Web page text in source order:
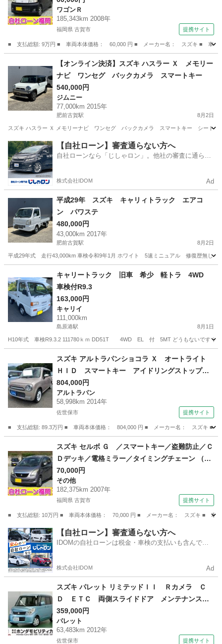
イミングチェーン （検9.6）
ワゴンＲ
185,343km 2008年
福岡県 古賀市 提携サイト
■ 支払総額: 9万円 ■ 車両本体価格： 60,000 円 ■ メーカー名： スズキ ■ 車種名
ワゴンＲ
【オンライン決済】スズキ ハスラー Ｘ メモリー
ナビ ワンセグ バックカメラ スマートキー
540,000円
ジムニー
77,000km 2015年
肥前古賀駅 8月2日
スズキ ハスラー Ｘ メモリーナビ ワンセグ バックカメラ スマートキー シート
長崎 長崎市 肥前古賀駅 ジムニー ハスラー
【自社ローン】審査通らない方へ
自社ローンなら「じしゃロン」。他社の審査に通らな
株式会社IDOM Ad
平成29年 スズキ キャリィトラック エアコ
ン パワステ
480,000円
43,000km 2017年
肥前古賀駅 8月2日
平成29年式 走行43,000km 車検令和9年1月 ホワイト 5速ミニュアル 修復歴無し ド
肥前古賀駅 スズキ
キャリートラック 旧車 希少 軽トラ 4WD
車検付R9.3
163,000円
キャリイ
111,000km
島原港駅 8月1日
H10年式 車検R9.3.2 111780ｋｍ DD51T 4WD EL 付 5MT どうもないです ディ
島原港駅 キャリイ
スズキ アルトラパンショコラ Ｘ オートライト
ＨＩＤ スマートキー アイドリングストップ
電動格納ミラー ベンチシート ＣＶＴ 盗難防
止システム ＡＢＳ ＣＤ 衝突安全ボディ エ
アコン パワーステアリング パワーウィンドウ
804,000円
アルトラパン
58,998km 2014年
佐世保市 提携サイト
■ 支払総額: 89.3万円 ■ 車両本体価格： 804,000 円 ■ メーカー名： スズキ ■
アルトラパン
スズキ セルボ Ｇ ／スマートキー／盗難防止／Ｃ
Ｄデッキ／電格ミラー／タイミングチェーン （検
10.4）
70,000円
その他
182,375km 2007年
福岡県 古賀市 提携サイト
■ 支払総額: 10万円 ■ 車両本体価格： 70,000 円 ■ メーカー名： スズキ ■ 車
福岡 古賀市 その他
【自社ローン】審査通らない方へ
IDOMの自社ローンは税金・車検の支払いも含んでい
株式会社IDOM Ad
スズキ パレット リミテッドＩＩ Ｒカメラ Ｃ
Ｄ ＥＴＣ 両側スライドドア メンテナンスノ
ート 盗難防止機能 助手席エアバック 運転席
エアバック 電格ミラー Ｂカメラ パワーステ
アリング ベンチシート ＡＵＴＯライト スマ
359,000円
パレット
63,483km 2012年
佐世保市 提携サイト